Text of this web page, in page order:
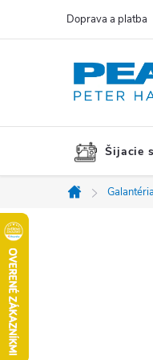
Doprava a platba
Šijacie
Domov
Galantéria